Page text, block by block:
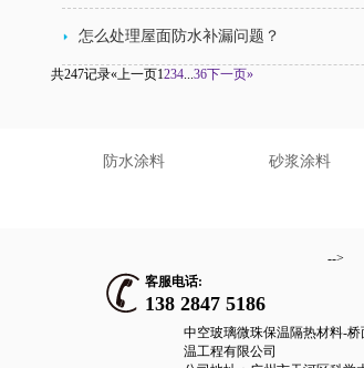
怎么处理屋面防水补漏问题？
共247记录«上一页1234...36下一页»
防水涂料 砂浆涂料
客服电话:
138 2847 5186
-->
中空玻璃微珠保温隔热材料-
温工程有限公司